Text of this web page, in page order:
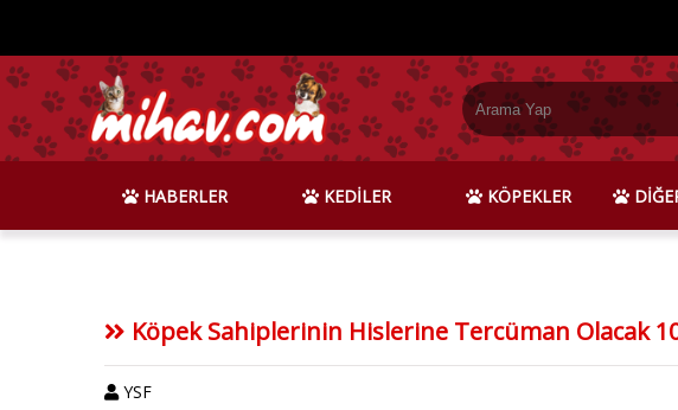
HABERLER KEDİLER KÖPEKLER
Köpek Sahiplerinin Hislerine Tercüman Olacak
YSF